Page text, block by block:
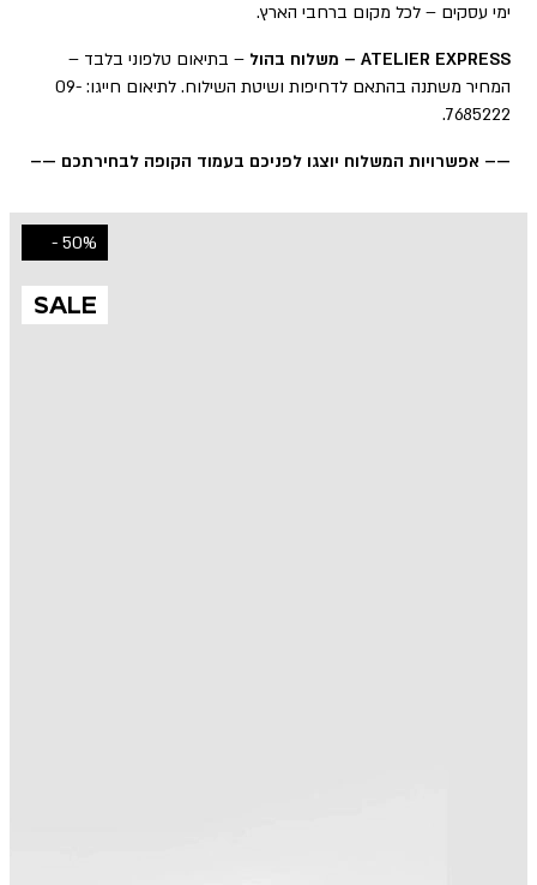
ימי עסקים – לכל מקום ברחבי הארץ.
ATELIER EXPRESS – משלוח בהול
– בתיאום טלפוני בלבד –
המחיר משתנה בהתאם לדחיפות ושיטת השילוח. לתיאום חייגו: 09-
7685222.
—– אפשרויות המשלוח יוצגו לפניכם בעמוד הקופה לבחירתכם —–
50% -
SALE